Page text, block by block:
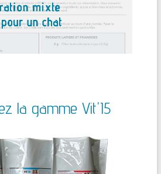
la gamme Vit'I5